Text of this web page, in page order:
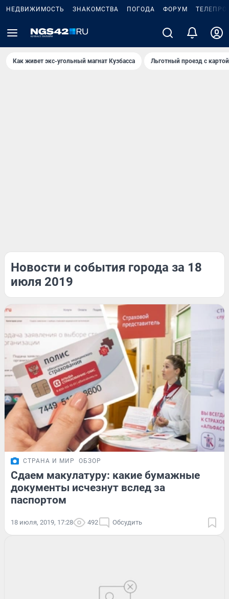
НЕДВИЖИМОСТЬ ЗНАКОМСТВА ПОГОДА ФОРУМ
Как живет экс-угольный магнат Кузбасса Льготный проезд с
Новости и события города за 18
июля 2019
СТРАНА И МИР ОБЗОР
Сдаем макулатуру: какие бумажные
документы исчезнут вслед за
паспортом
18 июля, 2019, 17:28 492 Обсудить